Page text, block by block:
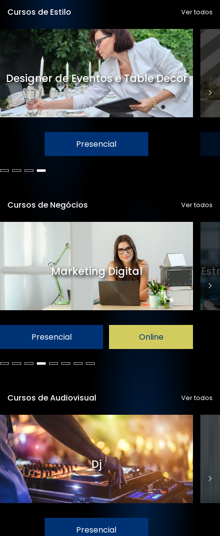
Cursos de Estilo Ver todos
Designer de Eventos e Table Decor
Presencial
Cursos de Negócios Ver todos
Marketing Digital
Presencial Online
Cursos de Audiovisual Ver todos
Dj
Presencial